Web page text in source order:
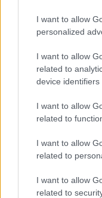
I want to allow
personalized
I want to allow
related to
device identifiers
I want to allow
related to
I want to allow
related to
I want to allow
related to
Megosztás
Itt